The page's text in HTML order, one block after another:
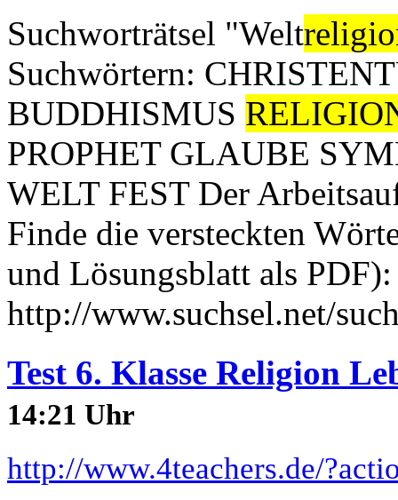
Suchworträtsel "Welt
Suchwörtern:
BUDDHISMUS
PROPHET GLAUBE
WELT FEST Der
Finde die versteckten
und Lösungsblatt als PDF):
http://www.suchsel.net/
Test 6. Klasse Religion
14:21 Uhr
http://www.4teachers.de/